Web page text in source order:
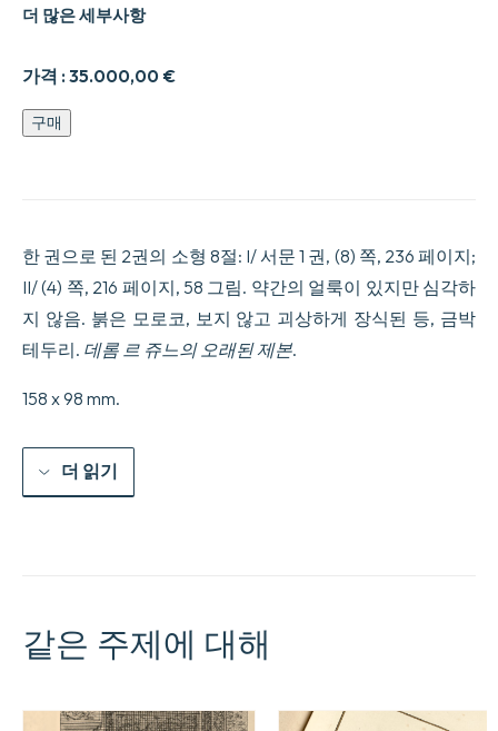
가격 :35.000,00 €
더 많은 세부사항
앙
부
퐁
텐
씨
의.
수
구매
한 권으로 된 2권의 소형 8절: I/ 서문 1 권, (8) 쪽, 236 페이지;
II/ (4) 쪽, 216 페이지, 58 그림. 약간의 얼룩이 있지만 심각하
지 않음. 붉은 모로코, 보지 않고 괴상하게 장식된 등, 금박
테두리. 데롬 르 쥬느의 오래된 제본.
158 x 98 mm.
더 읽기
같은 주제에 대해